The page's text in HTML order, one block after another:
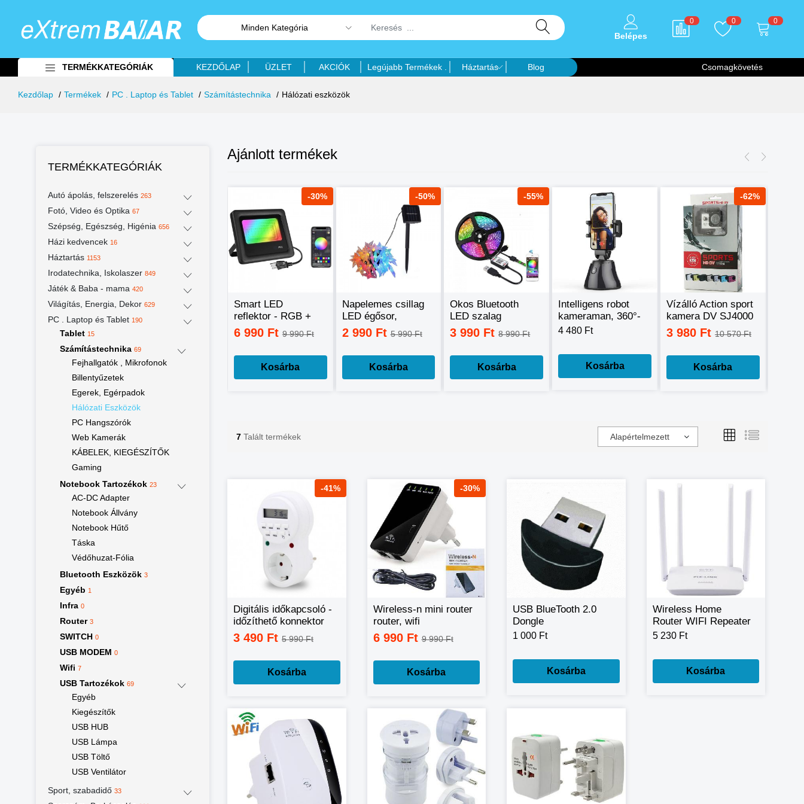
Minden Kategória
Belépes
0 0 0
TERMÉKKATEGÓRIÁK KEZDŐLAP ÜZLET AKCIÓK Legújabb Termékek . Háztartás Blog Csomagkövetés
Kezdőlap Termékek PC . Laptop és Tablet Számítástechnika Hálózati eszközök
TERMÉKKATEGÓRIÁK
Autó ápolás, felszerelés 263
Fotó, Video és Optika 67
Szépség, Egészség, Higénia 656
Házi kedvencek 16
Háztartás 1153
Irodatechnika, Iskolaszer 849
Játék & Baba - mama 420
Világítás, Energia, Dekor 629
PC . Laptop és Tablet 190
Tablet 15
Számítástechnika 69
Fejhallgatók , Mikrofonok
Billentyűzetek
Egerek, Egérpadok
Hálózati Eszközök
PC Hangszórók
Web Kamerák
KÁBELEK, KIEGÉSZÍTŐK
Gaming
Notebook Tartozékok 23
AC-DC Adapter
Notebook Állvány
Notebook Hűtő
Táska
Védőhuzat-Fólia
Bluetooth Eszközök 3
Egyéb 1
Infra 0
Router 3
SWITCH 0
USB MODEM 0
Wifi 7
USB Tartozékok 69
Egyéb
Kiegészítők
USB HUB
USB Lámpa
USB Töltő
USB Ventilátor
Sport, szabadidő 33
Ajánlott termékek
-43%
Kézi masszázs
pisztoly,
masszírozó gép
cserélhető fejekkel
8 980 Ft15 860 Ft
Kosárba
ONE STEP 2 AZ 1-
BEN
HAJFORMÁZÓ ÉS
Kosárba
-30%
Smart LED
reflektor - RGB +
hideg fehér +
meleg fehér, okos
vezérelhető -60W
6 990 Ft9 990 Ft
Kosárba
-50%
Napelemes csillag
LED égősor,
fényfüzér
2 990 Ft5 990 Ft
Kosárba
-55%
Okos Bluetooth
LED szalag
mobiltelefonos
távirányítással - 5
3 990 Ft8 990 Ft
Kosárba
Intelligens robot
kameraman, 360°-
os mozgáskövető
4 480 Ft
Kosárba
-62%
Vízálló Action sport
kamera DV SJ4000
Full HD HDMI
H.264 Car DVR
3 980 Ft 10 570 Ft
Kosárba
7 Talált termékek Alapértelmezett
-41%
Digitális időkapcsoló -
időzíthető konnektor
3 490 Ft 5 990 Ft
Kosárba
-30%
Wireless-n mini router
router, wifi
jeltovábbító
6 990 Ft9 990 Ft
Kosárba
USB BlueTooth 2.0
Dongle
1 000 Ft
Kosárba
Wireless Home
Router WIFI Repeater
Boost Extender
5 Port RJ45 300Mbps
White 4 Antennas
5 230 Ft
Kosárba